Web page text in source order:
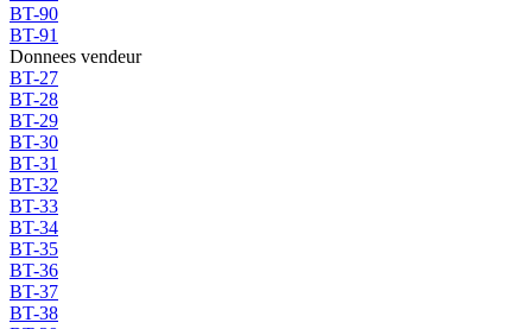
BT-90
BT-91
Donnees vendeur
BT-27
BT-28
BT-29
BT-30
BT-31
BT-32
BT-33
BT-34
BT-35
BT-36
BT-37
BT-38